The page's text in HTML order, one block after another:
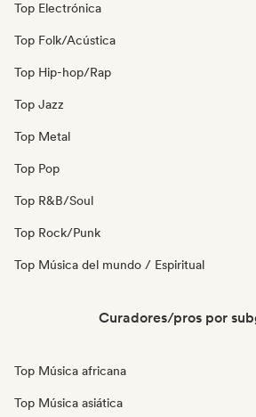
Top Electrónica
Top Folk/Acústica
Top Hip-hop/Rap
Top Jazz
Top Metal
Top Pop
Top R&B/Soul
Top Rock/Punk
Top Música del mundo / Espiritual
Curadores/pros por
Top Música africana
Top Música asiática